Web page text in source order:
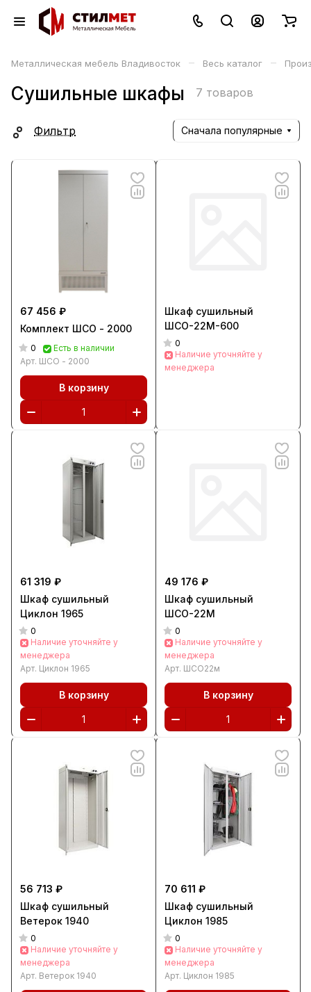
Металлическая мебель Владивосток – Весь каталог –
Сушильные шкафы 7 товаров
Фильтр Сначала популярные
67 456 ₽
Комплект ШСО - 2000
0
Есть в наличии
Арт. ШСО - 2000
В корзину
Шкаф сушильный
ШСО-22М-600
0
Наличие уточняйте у
менеджера
61 319 ₽
Шкаф сушильный
Циклон 1965
0
Наличие уточняйте у
менеджера
Арт. Циклон 1965
В корзину
49 176 ₽
Шкаф сушильный
ШСО-22М
0
Наличие уточняйте у
менеджера
Арт. ШСО22м
В корзину
56 713 ₽
Шкаф сушильный
Ветерок 1940
0
Наличие уточняйте у
менеджера
Арт. Ветерок 1940
70 611 ₽
Шкаф сушильный
Циклон 1985
0
Наличие уточняйте у
менеджера
Арт. Циклон 1985